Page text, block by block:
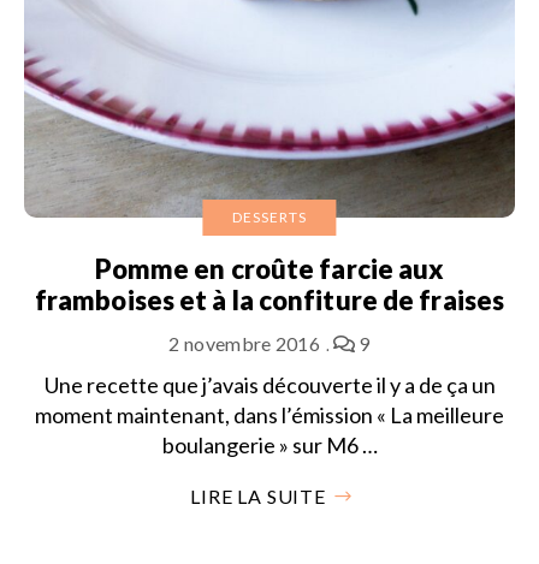
DESSERTS
Pomme en croûte farcie aux
framboises et à la confiture de fraises
2 novembre 2016 9
Une recette que j’avais découverte il y a de ça un
moment maintenant, dans l’émission « La meilleure
boulangerie » sur M6 …
LIRE LA SUITE